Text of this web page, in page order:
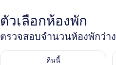
ตัวเลือกห้องพัก
ตรวจสอบจำนวนห้องพักว่า
คืนนี้
ตรวจสอบจำนวนห้องพักว่างในคืน